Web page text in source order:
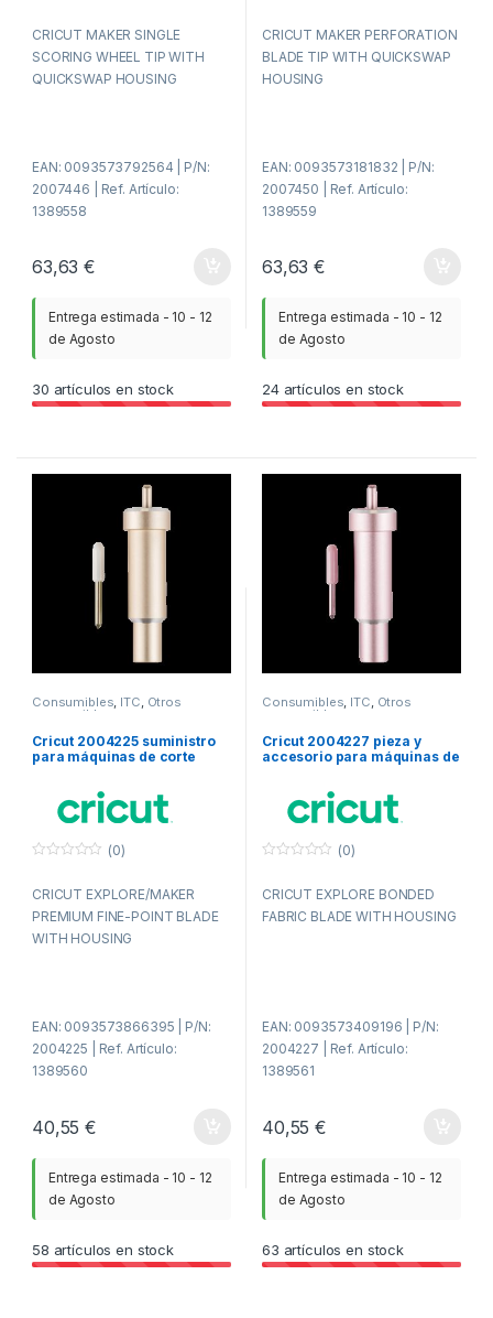
u
r
a
d
CRICUT MAKER SINGLE
SCORING WHEEL TIP WITH
QUICKSWAP HOUSING
EAN: 0093573792564 | P/N:
2007446 | Ref. Artículo:
1389558
63,63€
Entrega estimada - 10 - 12
de Agosto
30 artículos en stock
u
r
a
d
CRICUT MAKER PERFORATION
BLADE TIP WITH QUICKSWAP
HOUSING
EAN: 0093573181832 | P/N:
2007450 | Ref. Artículo:
1389559
63,63€
Entrega estimada - 10 - 12
de Agosto
24artículos en stock
Consumibles, ITC, Otros
consumibles
Cricut 2004225 suministro
para máquinas de corte
u
r
a
d
(0)
CRICUT EXPLORE/MAKER
PREMIUM FINE-POINT BLADE
WITH HOUSING
EAN: 0093573866395 | P/N:
2004225 | Ref. Artículo:
1389560
40,55€
Entrega estimada - 10 - 12
de Agosto
58 artículos en stock
Consumibles, ITC, Otros
consumibles
Cricut 2004227 pieza y
accesorio para máquinas de
u
r
(0)
CRICUT EXPLORE BONDED
FABRIC BLADE WITH HOUSING
EAN: 0093573409196 | P/N:
2004227 | Ref. Artículo:
1389561
40,55€
Entrega estimada - 10 - 12
de Agosto
63 artículos en stock